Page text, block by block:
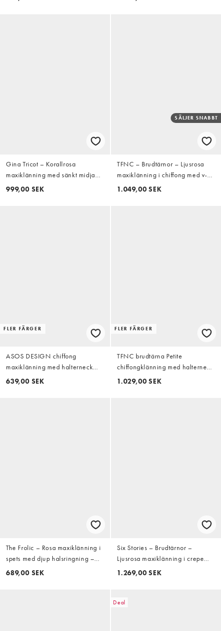
Gina Tricot – Korallrosa
maxiklänning med sänkt midja
och halterneck
999,00 SEK
SÄLJER SNABBT
TFNC – Brudtärnor – Ljusrosa
maxiklänning i chiffong med v-
ringning, knytdetalj och
1.049,00 SEK
FLER FÄRGER
ASOS DESIGN chiffong
maxiklänning med halterneck
och hög krage i rosa rutigt
639,00 SEK
FLER FÄRGER
TFNC brudtärna Petite
chiffongklänning med halterneck
och drapering, maxi, i hallonröd
1.029,00 SEK
The Frolic – Rosa maxiklänning i
spets med djup halsringning –
Exklusivt hos ASOS
689,00 SEK
Six Stories – Brudtärnor –
Ljusrosa maxiklänning i crepe
med asymmetrisk, draperad
1.269,00 SEK
Deal